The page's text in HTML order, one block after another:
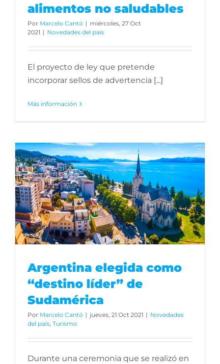
alimentos no saludables
Por Marcelo Cantó | miércoles, 27 Oct
2021 | Novedades del país
El proyecto de ley que pretende
incorporar sellos de advertencia [...]
Más información
Argentina elegida como
“destino líder” de
Sudamérica
Por Marcelo Cantó | jueves, 21 Oct 2021 | Novedades
del país Turismo
Durante una ceremonia que se realizó en